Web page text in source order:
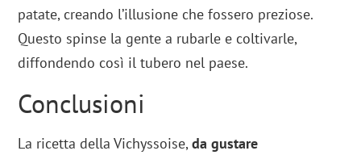
patate, creando l’illusione che fossero preziose.
Questo spinse la gente a rubarle e coltivarle,
diffondendo così il tubero nel paese.
Conclusioni
La ricetta della Vichyssoise,da gustare